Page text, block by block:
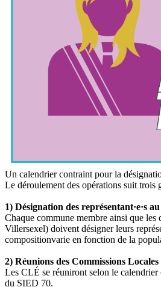
Un calendrier contraint pour la
Le déroulement des opérations suit trois
1) Désignation des représentant·e·s
Chaque commune membre ainsi que
Villersexel) doivent désigner leurs
compositionvarie en fonction de la
2) Réunions des Commissions Locales
Les CLÉ se réuniront selon le calendrier
du SIED 70.